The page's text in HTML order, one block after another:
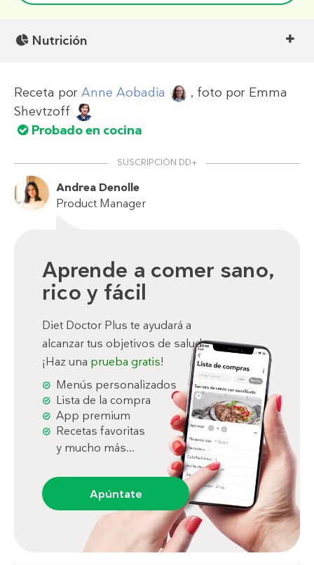
Nutrición
Receta por Anne Aobadia , foto por Emma
Shevtzoff
Probado en cocina
SUSCRIPCIÓN DD+
Andrea Denolle
Product Manager
Aprende a comer sano,
rico y fácil
Diet Doctor Plus te ayudará a
alcanzar tus objetivos de salud.
¡Haz una prueba gratis!
Menús personalizados
Lista de la compra
App premium
Recetas favoritas
y mucho más...
Apúntate